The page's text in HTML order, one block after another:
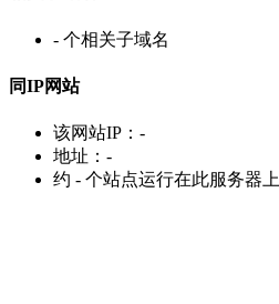
- 个相关子域名
同IP网站
该网站IP： -
地址： -
约 - 个站点运行在此服务器上